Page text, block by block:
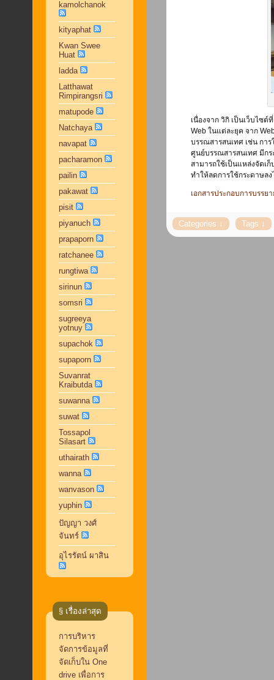
kamolchanok
kityaphat
Kwan Swee
Huat
ladda
Latthawat
Rimpirangsri
matupode
Natchaya
navapat
pacharamon
pailin
pakawat
pisit
piyanuch
prapaporn
ratchanee
rungtiwa
sirinun
somsri
sugreeya
yotnuy
supachok
supaporn
Suvanrat
Kraibutda
suwanna
suwat
Tossapol
Silasart
uthairath
wanna
wanvason
yuphin
ปัญญา วงศ์
จันทร์
อุไรรัตน์ ผาสิน
§ เรื่องล่าสุด
การบริหาร
จัดการข้อมูลที่
จัดเก็บใน One
drive เพื่อการ
เนื่องจาก วิกิ เป็นเว็บไซ
Web ในแต่ละยุค จาก
บรรณสารสนเทศ เช่น กา
ศูนย์บรรณสารสนเทศ มีกร
สามารถใช้เป็นแหล่งจัดเก็
ทำให้ลดการใช้กระดาษลง
เอกสารประกอบการบรรย